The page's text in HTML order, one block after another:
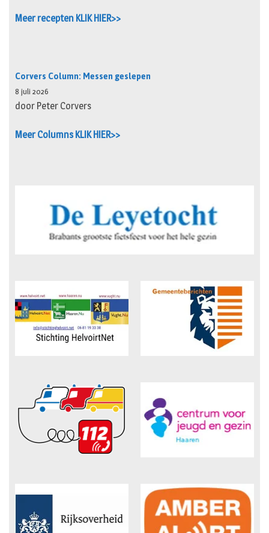
Meer recepten KLIK HIER>>
Corvers Column: Messen geslepen
8 juli 2026
door Peter Corvers
Meer Columns KLIK HIER>>